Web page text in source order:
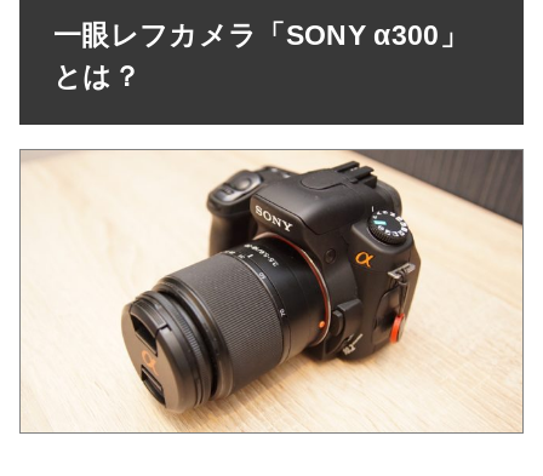
一眼レフカメラ「SONY α300」
とは？